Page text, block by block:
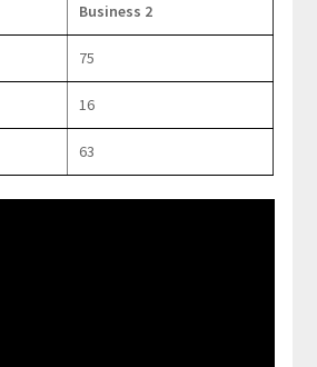
Business 2
75
16
63